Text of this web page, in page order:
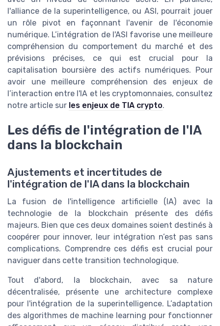
l'alliance de la superintelligence, ou ASI, pourrait jouer
un rôle pivot en façonnant l'avenir de l'économie
numérique. L’intégration de l'ASI favorise une meilleure
compréhension du comportement du marché et des
prévisions précises, ce qui est crucial pour la
capitalisation boursière des actifs numériques. Pour
avoir une meilleure compréhension des enjeux de
l’interaction entre l'IA et les cryptomonnaies, consultez
notre article sur les enjeux de TIA crypto.
Les défis de l'intégration de l'IA
dans la blockchain
Ajustements et incertitudes de
l'intégration de l'IA dans la blockchain
La fusion de l'intelligence artificielle (IA) avec la
technologie de la blockchain présente des défis
majeurs. Bien que ces deux domaines soient destinés à
coopérer pour innover, leur intégration n’est pas sans
complications. Comprendre ces défis est crucial pour
naviguer dans cette transition technologique.
Tout d'abord, la blockchain, avec sa nature
décentralisée, présente une architecture complexe
pour l'intégration de la superintelligence. L’adaptation
des algorithmes de machine learning pour fonctionner